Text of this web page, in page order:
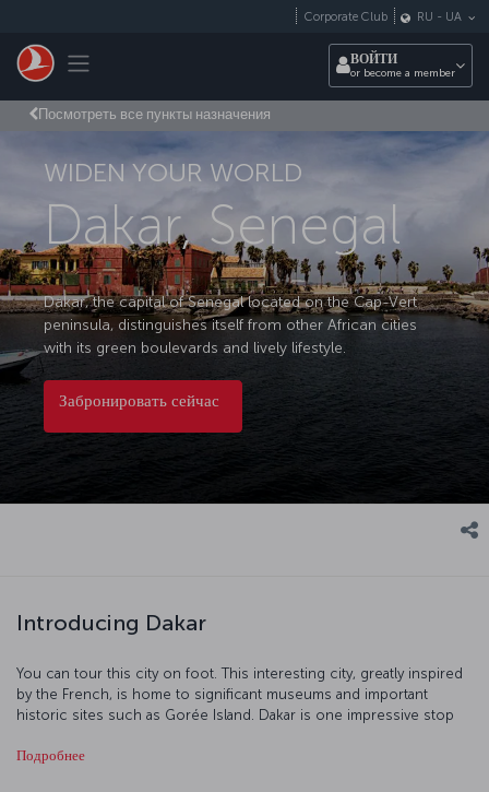
основному
контенту
Toggle navigation
Corporate Club RU - UA
ВОЙТИ
or become a member
Посмотреть все пункты назначения
WIDEN YOUR WORLD
Dakar, Senegal
Dakar, the capital of Senegal located on the Cap-Vert
peninsula, distinguishes itself from other African cities
with its green boulevards and lively lifestyle.
Забронировать сейчас
Introducing Dakar
You can tour this city on foot. This interesting city, greatly inspired
by the French, is home to significant museums and important
historic sites such as Gorée Island. Dakar is one impressive stop
Подробнее